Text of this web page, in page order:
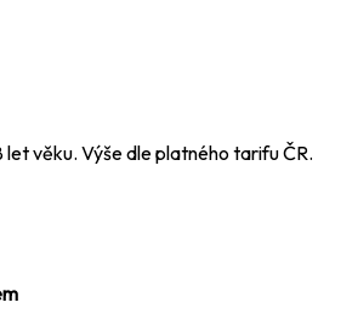
let věku. Výše dle platného tarifu ČR.